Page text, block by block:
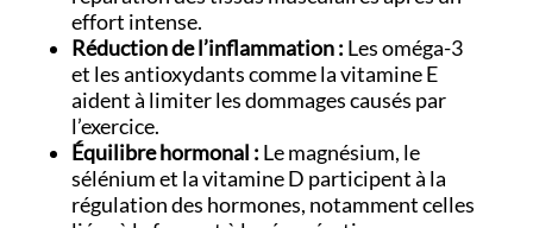
effort intense.
Réduction de l’inflammation : Les oméga-3
et les antioxydants comme la vitamine E
aident à limiter les dommages causés par
l’exercice.
Équilibre hormonal : Le magnésium, le
sélénium et la vitamine D participent à la
régulation des hormones, notamment celles